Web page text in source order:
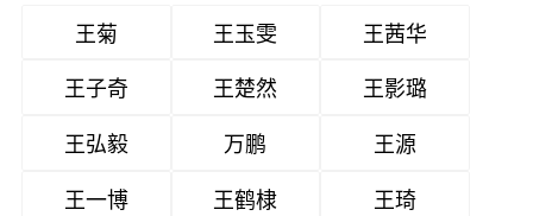
王菊 王玉雯
王茜华
王子奇
王楚然
王影璐
王弘毅
万鹏
王源
王一博
王鹤棣
王琦